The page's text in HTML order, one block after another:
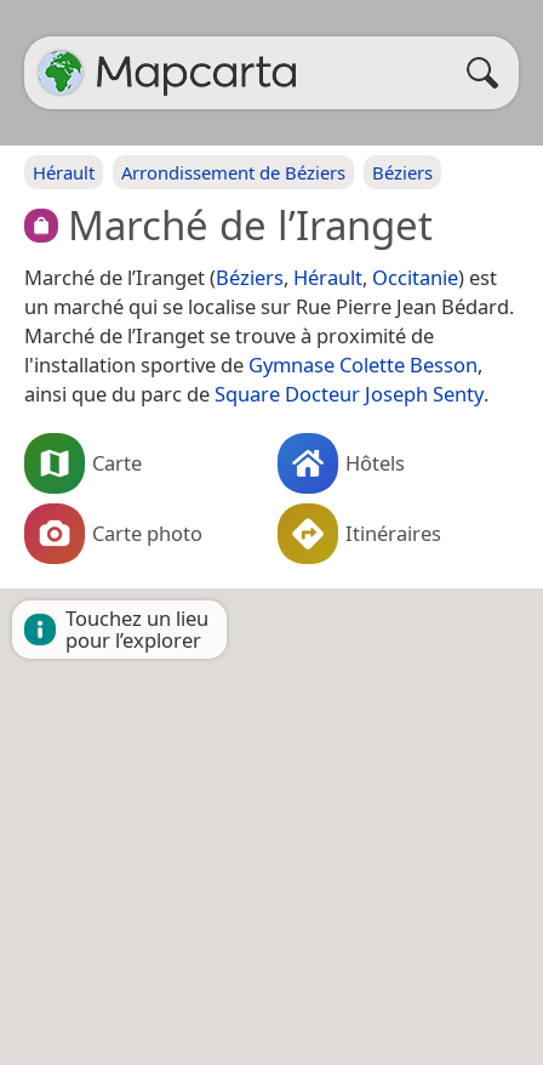
Hérault Arrondissement de Béziers Béziers
Marché de l’Iranget
Marché de l’Iranget (Béziers, Hérault, Occitanie) est
un marché qui se localise sur Rue Pierre Jean Bédard.
Marché de l’Iranget se trouve à proximité de
l'installation sportive de Gymnase Colette Besson,
ainsi que du parc deSquare Docteur Joseph Senty.
Carte Hôtels
Carte photo Itinéraires
Touchez un lieu
pour l’explorer